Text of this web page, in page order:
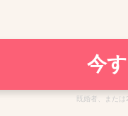
今
既婚者、また